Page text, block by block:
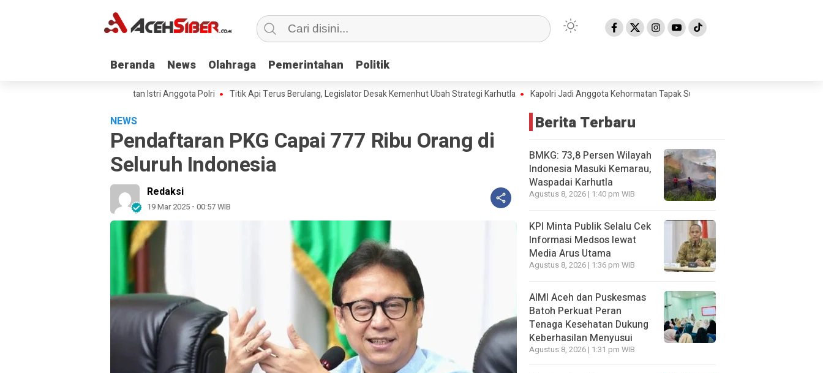
Beranda News Olahraga Pemerintahan Politik
Beranda News Olahraga Pemerintahan Politik
Kasus Kematian Mantan Istri Anggota Polri Titik Api Terus Berulang, Legislator Desak Kemenhut Ubah Strategi Karhutla Kapolri Jadi Anggota Kehormatan Tapak Suci BMKG: 73,8 Persen Wilayah
NEWS
Pendaftaran PKG Capai 777 Ribu Orang di
Seluruh Indonesia
Redaksi
19 Mar 2025 - 00:57 WIB
Berita Terbaru
BMKG: 73,8 Persen Wilayah
Indonesia Masuki Kemarau,
Waspadai Karhutla
Agustus 8, 2026 | 1:40 pm WIB
KPI Minta Publik Selalu Cek
Informasi Medsos lewat
Media Arus Utama
Agustus 8, 2026 | 1:36 pm WIB
AIMI Aceh dan Puskesmas
Batoh Perkuat Peran
Tenaga Kesehatan Dukung
Keberhasilan Menyusui
Agustus 8, 2026 | 1:31 pm WIB